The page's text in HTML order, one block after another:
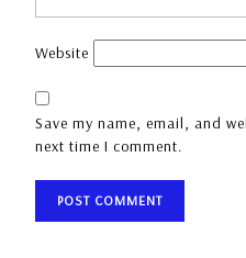
Website
Save my name, email, and
next time I comment.